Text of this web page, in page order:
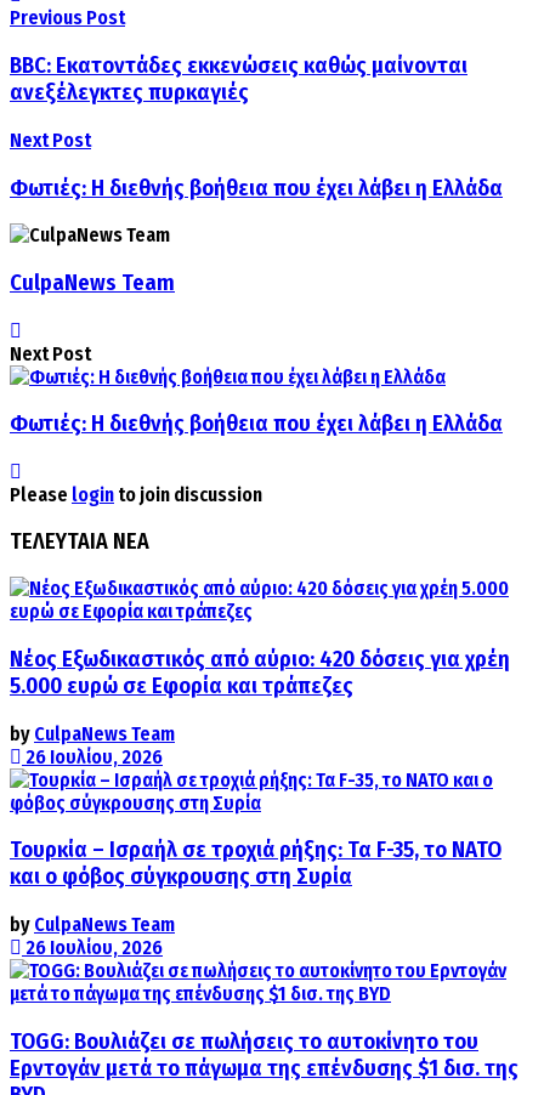
Previous Post
BBC: Εκατοντάδες εκκενώσεις καθώς μαίνονται
ανεξέλεγκτες πυρκαγιές
Next Post
Φωτιές: Η διεθνής βοήθεια που έχει λάβει η Ελλάδα
CulpaNews Team
Next Post
Φωτιές: Η διεθνής βοήθεια που έχει λάβει η Ελλάδα
Please login to join discussion
ΤΕΛΕΥΤΑΙΑ ΝΕΑ
Νέος Εξωδικαστικός από αύριο: 420 δόσεις για χρέη
5.000 ευρώ σε Εφορία και τράπεζες
by CulpaNews Team
26 Ιουλίου, 2026
Τουρκία – Ισραήλ σε τροχιά ρήξης: Τα F-35, το ΝΑΤΟ
και ο φόβος σύγκρουσης στη Συρία
by CulpaNews Team
26 Ιουλίου, 2026
TOGG: Βουλιάζει σε πωλήσεις το αυτοκίνητο του
Ερντογάν μετά το πάγωμα της επένδυσης $1 δισ. της